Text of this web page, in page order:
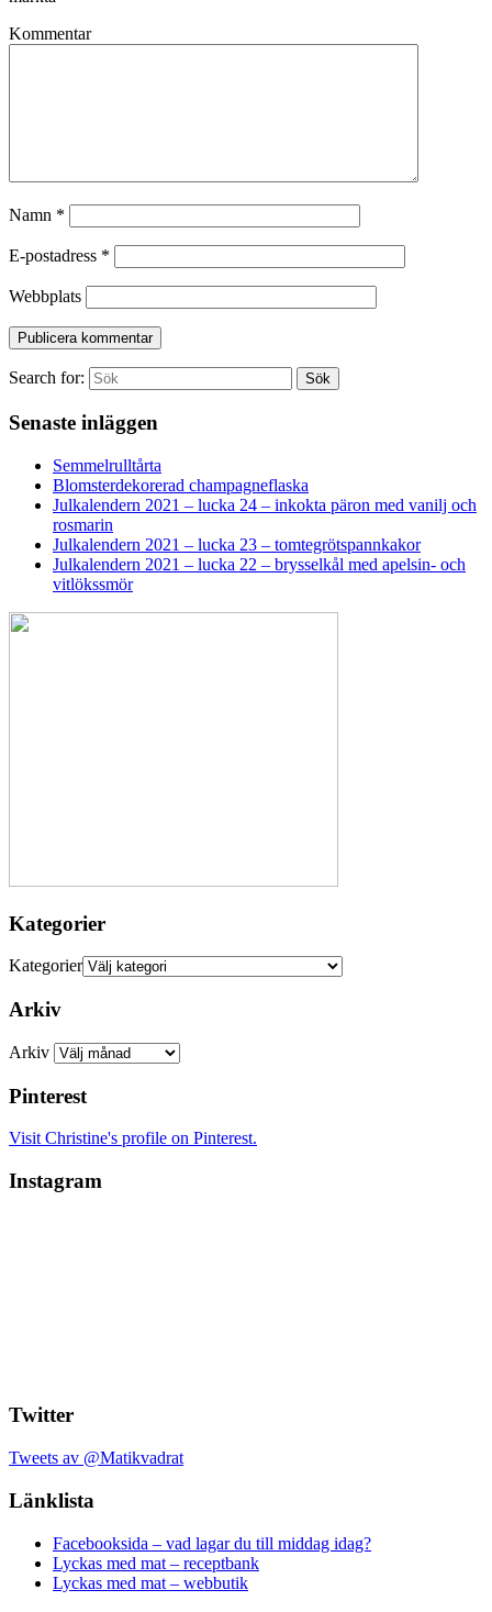
Kommentar
Namn *
E-postadress *
Webbplats
Search for: Sök
Senaste inläggen
Semmelrulltårta
Blomsterdekorerad champagneflaska
Julkalendern 2021 – lucka 24 – inkokta päron med vanilj och
rosmarin
Julkalendern 2021 – lucka 23 – tomtegrötspannkakor
Julkalendern 2021 – lucka 22 – brysselkål med apelsin- och
vitlökssmör
Kategorier
Kategorier
Arkiv
Arkiv
Pinterest
Visit Christine's profile on Pinterest.
Instagram
Twitter
Tweets av @Matikvadrat
Länklista
Facebooksida – vad lagar du till middag idag?
Lyckas med mat – receptbank
Lyckas med mat – webbutik